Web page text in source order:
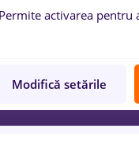
de munca
Permite activarea pentru
Modifică setările